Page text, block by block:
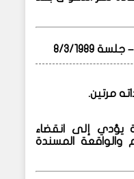
مرتين.
يؤدي إلى انقضاء
والواقعة المسندة